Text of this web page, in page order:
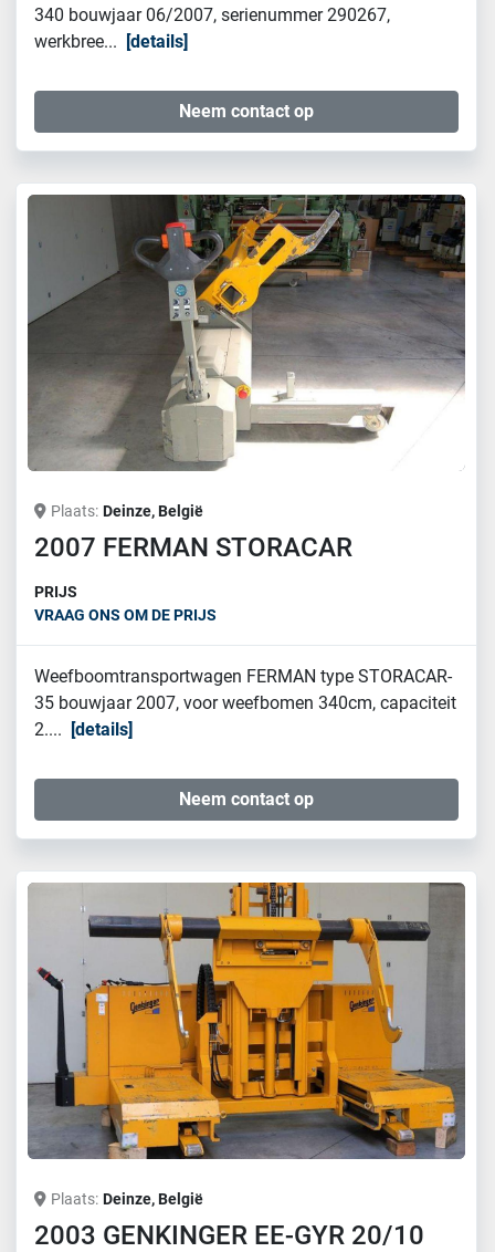
340 bouwjaar 06/2007, serienummer 290267,
werkbree...
details
Neem contact op
Plaats Deinze, België
2007 FERMAN STORACAR
PRIJS
VRAAG ONS OM DE PRIJS
Weefboomtransportwagen FERMAN type STORACAR-
35 bouwjaar 2007, voor weefbomen 340cm, capaciteit
2....
details
Neem contact op
Plaats Deinze, België
2003 GENKINGER EE-GYR 20/10